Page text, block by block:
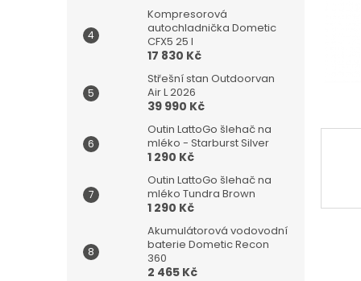
Kompresorová
autochladnička Dometic
CFX5 25 l
17 830 Kč
Střešní stan Outdoorvan
Air L 2026
39 990 Kč
Outin LattoGo šlehač na
mléko - Starburst Silver
1 290 Kč
Outin LattoGo šlehač na
mléko Tundra Brown
1 290 Kč
Akumulátorová vodovodní
baterie Dometic Recon
360
2 465 Kč